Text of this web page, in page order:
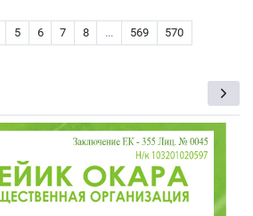
5 6 7 8 ... 569 570